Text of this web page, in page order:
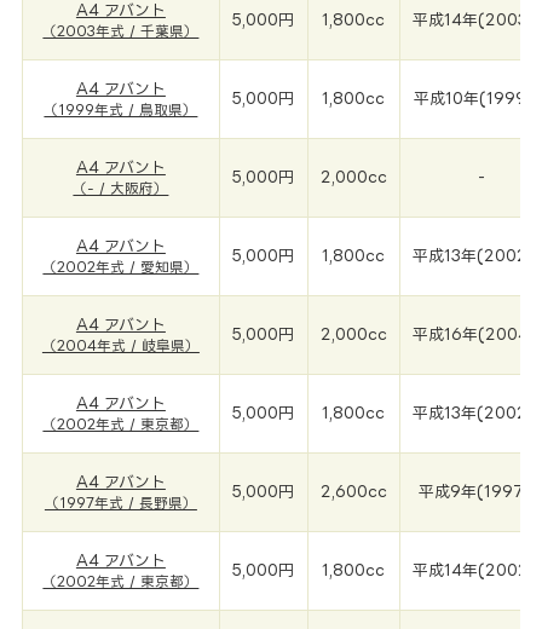
A4 アバント
（2003年式 / 千葉県）
5,000円 1,800cc 平成14年(2003
A4 アバント
（1999年式 / 鳥取県）
5,000円 1,800cc 平成10年(1999
A4 アバント
（- / 大阪府）
5,000円 2,000cc -
A4 アバント
（2002年式 / 愛知県）
5,000円 1,800cc 平成13年(2002
A4 アバント
（2004年式 / 岐阜県）
5,000円 2,000cc 平成16年(2004
A4 アバント
（2002年式 / 東京都）
5,000円 1,800cc 平成13年(2002
A4 アバント
（1997年式 / 長野県）
5,000円 2,600cc 平成9年(1997
A4 アバント
（2002年式 / 東京都）
5,000円 1,800cc 平成14年(2002